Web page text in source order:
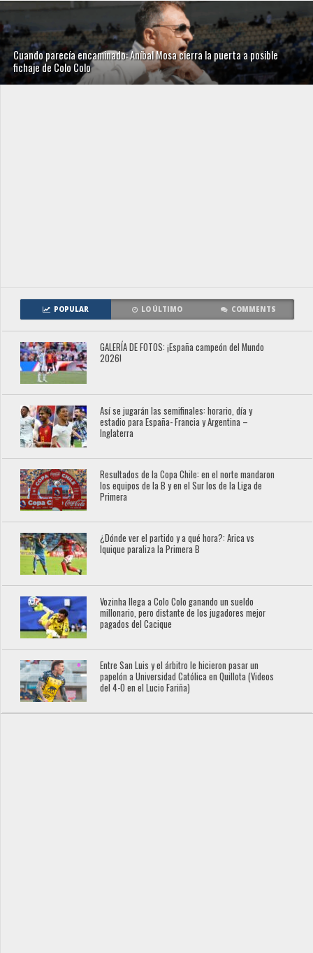
Cuando parecía encaminado: Aníbal Mosa cierra la puerta a posible
fichaje de Colo Colo
POPULAR LO ÚLTIMO COMMENTS
GALERÍA DE FOTOS: ¡España campeón del Mundo
2026!
Así se jugarán las semifinales: horario, día y
estadio para España- Francia y Argentina –
Inglaterra
Resultados de la Copa Chile: en el norte mandaron
los equipos de la B y en el Sur los de la Liga de
Primera
¿Dónde ver el partido y a qué hora?: Arica vs
Iquique paraliza la Primera B
Vozinha llega a Colo Colo ganando un sueldo
millonario, pero distante de los jugadores mejor
pagados del Cacique
Entre San Luis y el árbitro le hicieron pasar un
papelón a Universidad Católica en Quillota (Videos
del 4-0 en el Lucio Fariña)